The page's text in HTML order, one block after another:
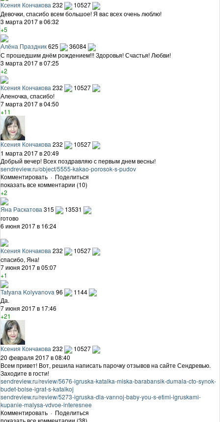
Ксения Кончакова 232
10527
Девочки, спасибо всем большое! Я вас всех очень люблю!
3 марта 2017 в 06:32
+5
Алёна Праздник625
36084
С прошедшим днём рождением!!! Здоровья! Счастья! Любви!
3 марта 2017 в 07:25
+2
Ксения Кончакова 232
10527
Аленочка, спасибо!
7 марта 2017 в 04:50
+11
Ксения Кончакова232
10527
1 марта 2017 в 20:49
Добрый вечер! Всех поздравляю с первым днем весны!
sendreview.ru/object/5555-kakao-porosok-s-pudov
Комментировать · Поделиться
показать все комментарии (10)
+2
Яна Раскатова 315
13531
готово
6 июня 2017 в 16:24
Ксения Кончакова 232
10527
спасибо, Яна!
7 июня 2017 в 05:07
+1
Tatyana Kolyvanova 96
1144
Да.
7 июня 2017 в 17:46
+21
Ксения Кончакова232
10527
20 февраля 2017 в 08:40
Всем привет! Вот, решила написать парочку отзывов на сайте Сендревью.
Заходите в гости!
sendreview.ru/review/5676-igruska-katalka-miska-barabansik-dumala-cto-synok-
budet-bolse-igrat-s-katalkoj
sendreview.ru/review/5273-igruska-dla-vannoj-baby-you-s-etimi-igruskami-
kupanie-malysa-vdvoe-interesnee
Комментировать · Поделиться